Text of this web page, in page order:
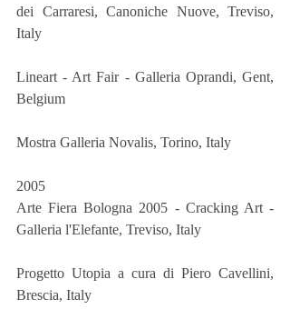
dei Carraresi, Canoniche Nuove, Treviso,
Italy
Lineart - Art Fair - Galleria Oprandi, Gent,
Belgium
Mostra Galleria Novalis, Torino, Italy
2005
Arte Fiera Bologna 2005 - Cracking Art -
Galleria l'Elefante, Treviso, Italy
Progetto Utopia a cura di Piero Cavellini,
Brescia, Italy